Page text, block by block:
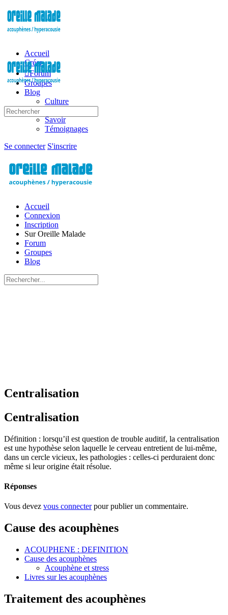
Side
Panel
Accueil
Créer
Forum
Groupes
Blog
Culture
Savoir
Témoignages
Options
Se connecter S'inscrire
Recherche
pour:
Accueil
Connexion
Inscription
Sur Oreille Malade
Forum
Groupes
Blog
Recherche
pour:
Centralisation
Centralisation
Définition : lorsqu’il est question de trouble auditif, la centralisation
est une hypothèse selon laquelle le cerveau entretient de lui-même,
dans un cercle vicieux, les pathologies : celles-ci perduraient donc
même si leur origine était résolue.
Réponses
Vous devez vous connecterpour publier un commentaire.
Cause des acouphènes
ACOUPHENE : DEFINITION
Cause des acouphènes
Acouphène et stress
Livres sur les acouphènes
Traitement des acouphènes